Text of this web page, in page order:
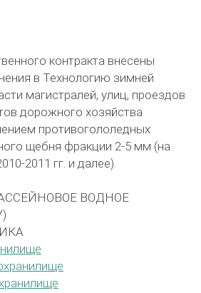
контракта внесены
в Технологию зимней
магистралей, улиц, проездов
дорожного хозяйства
противогололедных
щебня фракции 2-5 мм (на
2011 гг. и далее).
ВОДНОЕ